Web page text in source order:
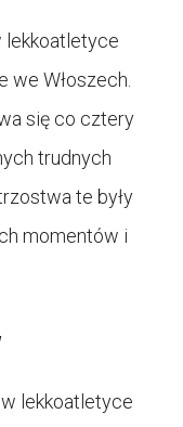
lekkoatletyce
we Włoszech.
się co cztery
trudnych
te były
momentów i
lekkoatletyce